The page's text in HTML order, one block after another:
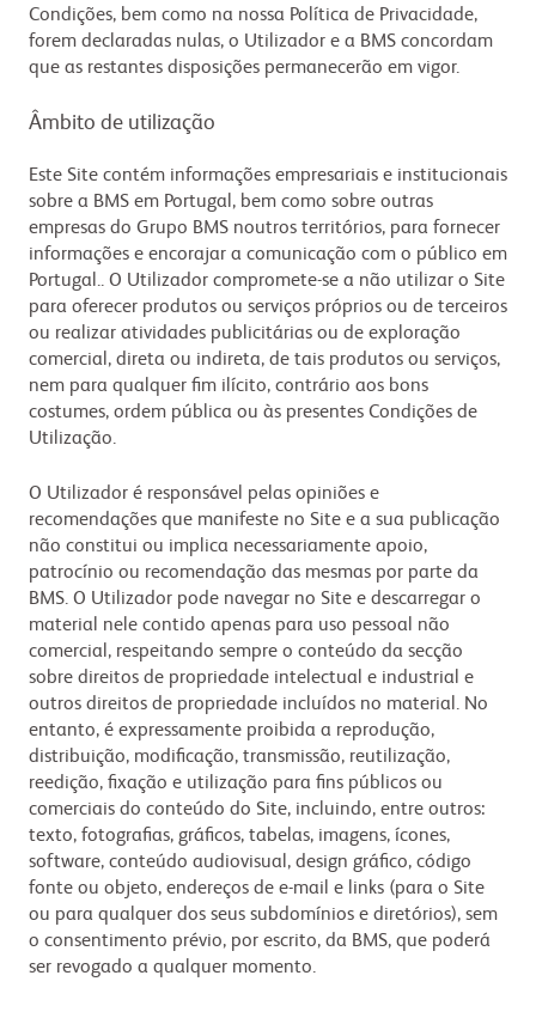
Condições, bem como na nossa Política de Privacidade,
forem declaradas nulas, o Utilizador e a BMS concordam
que as restantes disposições permanecerão em vigor.
Âmbito de utilização
Este Site contém informações empresariais e institucionais
sobre a BMS em Portugal, bem como sobre outras
empresas do Grupo BMS noutros territórios, para fornecer
informações e encorajar a comunicação com o público em
Portugal.. O Utilizador compromete-se a não utilizar o Site
para oferecer produtos ou serviços próprios ou de terceiros
ou realizar atividades publicitárias ou de exploração
comercial, direta ou indireta, de tais produtos ou serviços,
nem para qualquer fim ilícito, contrário aos bons
costumes, ordem pública ou às presentes Condições de
Utilização.
O Utilizador é responsável pelas opiniões e
recomendações que manifeste no Site e a sua publicação
não constitui ou implica necessariamente apoio,
patrocínio ou recomendação das mesmas por parte da
BMS. O Utilizador pode navegar no Site e descarregar o
material nele contido apenas para uso pessoal não
comercial, respeitando sempre o conteúdo da secção
sobre direitos de propriedade intelectual e industrial e
outros direitos de propriedade incluídos no material. No
entanto, é expressamente proibida a reprodução,
distribuição, modificação, transmissão, reutilização,
reedição, fixação e utilização para fins públicos ou
comerciais do conteúdo do Site, incluindo, entre outros:
texto, fotografias, gráficos, tabelas, imagens, ícones,
software, conteúdo audiovisual, design gráfico, código
fonte ou objeto, endereços de e-mail e links (para o Site
ou para qualquer dos seus subdomínios e diretórios), sem
o consentimento prévio, por escrito, da BMS, que poderá
ser revogado a qualquer momento.